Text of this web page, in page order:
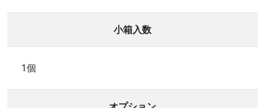
小箱入数
1個